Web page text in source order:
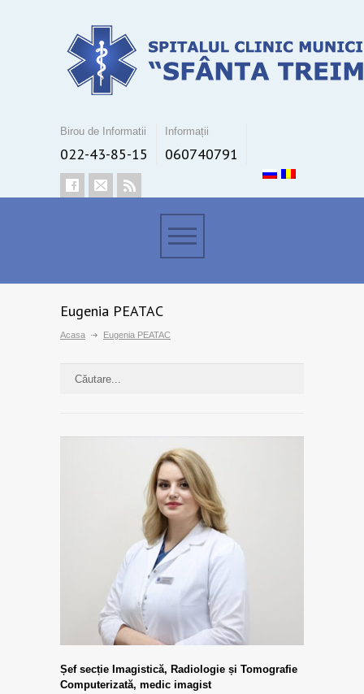
Birou de Informatii
022-43-85-15
Informații
060740791
Eugenia PEATAC
Acasa Eugenia PEATAC
Șef secție Imagistică, Radiologie și Tomografie
Computerizată, medic imagist